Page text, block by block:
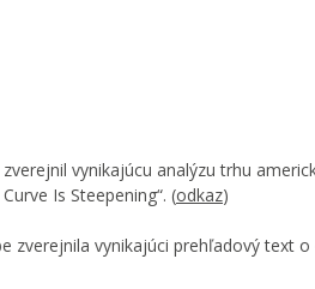
vynikajúcu analýzu trhu
Is Steepening“. (odkaz)
zverejnila vynikajúci prehľadový text